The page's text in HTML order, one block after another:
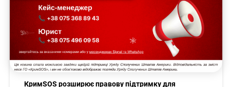
КримSOS розширює правову підтримку для